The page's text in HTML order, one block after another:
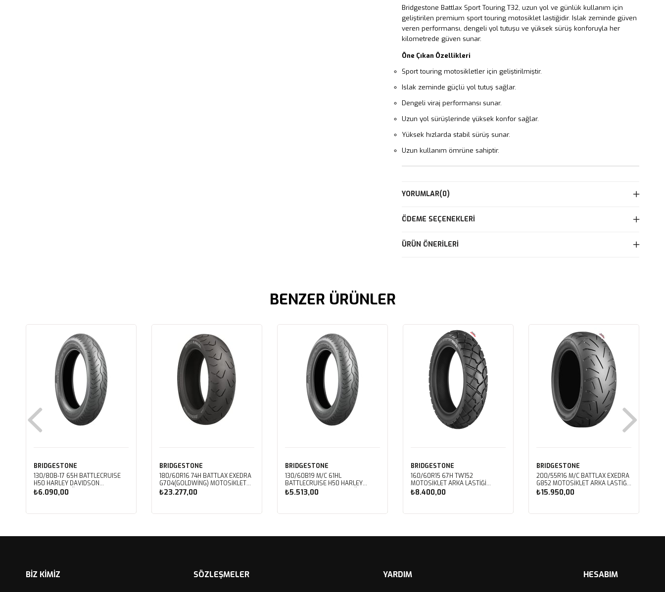
Bridgestone Battlax Sport Touring T32, uzun yol ve günlük kullanım için
geliştirilen premium sport touring motosiklet lastiğidir. Islak zeminde güven
veren performansı, dengeli yol tutuşu ve yüksek sürüş konforuyla her
kilometrede güven sunar.
Öne Çıkan Özellikleri
Sport touring motosikletler için geliştirilmiştir.
Islak zeminde güçlü yol tutuş sağlar.
Dengeli viraj performansı sunar.
Uzun yol sürüşlerinde yüksek konfor sağlar.
Yüksek hızlarda stabil sürüş sunar.
Uzun kullanım ömrüne sahiptir.
YORUMLAR(0)
ÖDEME SEÇENEKLERI
ÜRÜN ÖNERILERI
BENZER ÜRÜNLER
BRIDGESTONE
130/80B-17 65H BATTLECRUISE
H50 HARLEY DAVIDSON
MOTOSIKLET ÖN LASTIĞI (2023)
₺6.090,00
BRIDGESTONE
180/60R16 74H BATTLAX EXEDRA
G704(GOLDWING) MOTOSIKLET
ARKA LASTIĞI (2025)
₺23.277,00
BRIDGESTONE
130/60B19 M/C 61HL
BATTLECRUISE H50 HARLEY
DAVIDSON MOTOSIKLET ÖN
LASTIĞI (2023)
₺5.513,00
BRIDGESTONE
160/60R15 67H TW152
MOTOSIKLET ARKA LASTIĞI
(2024)
₺8.400,00
BRIDGESTONE
200/55R16 M/C BATTLAX EXEDRA
G852 MOTOSIKLET ARKA LASTIĞI
(2024)
₺15.950,00
BİZ KİMİZ SÖZLEŞMELER YARDIM HESABIM